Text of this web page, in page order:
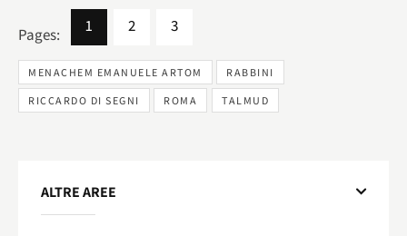
Pages: 1 2 3
MENACHEM EMANUELE ARTOM RABBINI
RICCARDO DI SEGNI ROMA TALMUD
ALTRE AREE